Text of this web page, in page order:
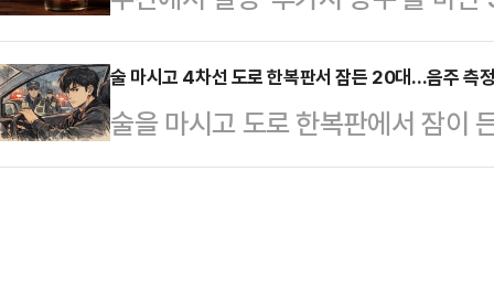
있다. 이 단체는 김…
꽁 싸인 시신이 발견됐다. 약 4개월
는 50대 여성 배진경 씨(가명)로 밝
히 진행된 탓에 사인 규명이 가능했
쇼크사…
고가 발생했다.지난 29일 부산지
및 식품위생법 위반 혐의로 유흥주
소했다고 밝혔다.검찰에 따르면 이
자신들이 운영하는 유흥주점에서
술 마시고 4차선 도로 한복판서 잠든 20대…음주 측
술을 마시고 도로 한복판에서 잠이
한 혐의 등으로 실형을 선고받았다